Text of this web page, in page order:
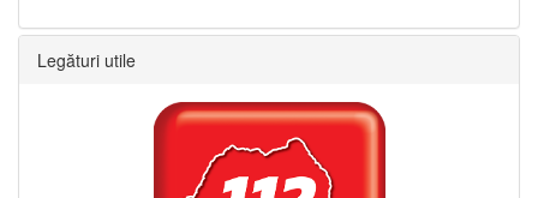
Legături utile